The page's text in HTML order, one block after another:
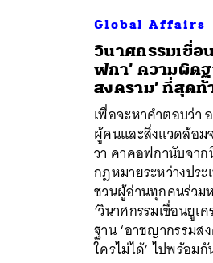
Global Affairs
วินาศกรรมเขื่อ
ฟกา’ ความผิด
สงคราม’ ที่สุดท้
เพื่อจะหาคำตอบว่า
ผู้คนและสิ่งแวดล้อม
วา คาคอฟกานับจา
กฎหมายระหว่างประ
ชวนผู้อ่านทุกคนร่ว
‘วินาศกรรมเขื่อนยูเ
ฐาน ‘อาชญากรรมส
ใครไม่ได้’ ไปพร้อม